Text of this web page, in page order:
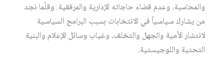
والمحاسبة، وعدم قضاء حاجاته الإدارية والمرفقية. وقلّما نجد
من يشارك سياسياً في الانتخابات بسبب البرامج السياسية
لانتشار الأمية والجهل والتخلف، وغياب وسائل الإعلام والبنية
التحتية واللوجيستية.